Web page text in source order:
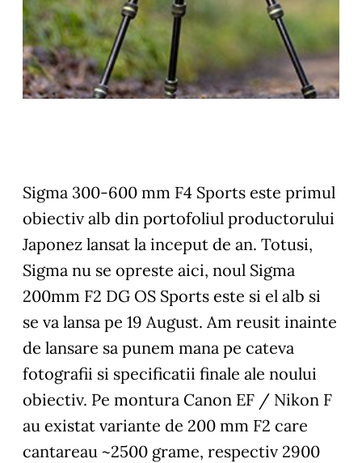
Sigma 300-600 mm F4 Sports este primul
obiectiv alb din portofoliul productorului
Japonez lansat la inceput de an. Totusi,
Sigma nu se opreste aici, noul Sigma
200mm F2 DG OS Sports este si el alb si
se va lansa pe 19 August. Am reusit inainte
de lansare sa punem mana pe cateva
fotografii si specificatii finale ale noului
obiectiv. Pe montura Canon EF / Nikon F
au existat variante de 200 mm F2 care
cantareau ~2500 grame, respectiv 2900